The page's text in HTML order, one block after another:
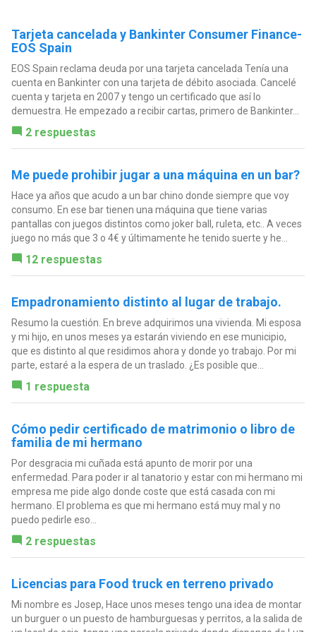
Tarjeta cancelada y Bankinter Consumer Finance-
EOS Spain
EOS Spain reclama deuda por una tarjeta cancelada Tenía una
cuenta en Bankinter con una tarjeta de débito asociada. Cancelé
cuenta y tarjeta en 2007 y tengo un certificado que así lo
demuestra. He empezado a recibir cartas, primero de Bankinter...
2 respuestas
Me puede prohibir jugar a una máquina en un bar?
Hace ya años que acudo a un bar chino donde siempre que voy
consumo. En ese bar tienen una máquina que tiene varias
pantallas con juegos distintos como joker ball, ruleta, etc.. A veces
juego no más que 3 o 4€ y últimamente he tenido suerte y he...
12 respuestas
Empadronamiento distinto al lugar de trabajo.
Resumo la cuestión. En breve adquirimos una vivienda. Mi esposa
y mi hijo, en unos meses ya estarán viviendo en ese municipio,
que es distinto al que residimos ahora y donde yo trabajo. Por mi
parte, estaré a la espera de un traslado. ¿Es posible que...
1 respuesta
Cómo pedir certificado de matrimonio o libro de
familia de mi hermano
Por desgracia mi cuñada está apunto de morir por una
enfermedad. Para poder ir al tanatorio y estar con mi hermano mi
empresa me pide algo donde coste que está casada con mi
hermano. El problema es que mi hermano está muy mal y no
puedo pedirle eso...
2 respuestas
Licencias para Food truck en terreno privado
Mi nombre es Josep, Hace unos meses tengo una idea de montar
un burguer o un puesto de hamburguesas y perritos, a la salida de